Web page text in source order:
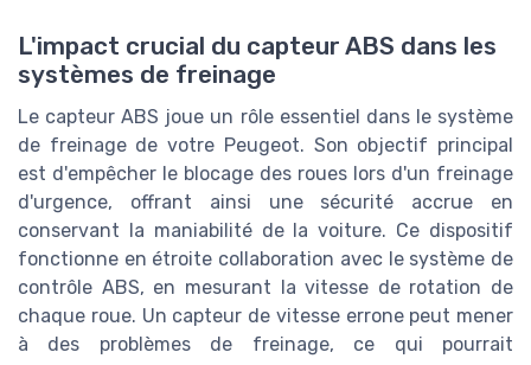
L'impact crucial du capteur ABS dans les
systèmes de freinage
Le capteur ABS joue un rôle essentiel dans le système
de freinage de votre Peugeot. Son objectif principal
est d'empêcher le blocage des roues lors d'un freinage
d'urgence, offrant ainsi une sécurité accrue en
conservant la maniabilité de la voiture. Ce dispositif
fonctionne en étroite collaboration avec le système de
contrôle ABS, en mesurant la vitesse de rotation de
chaque roue. Un capteur de vitesse errone peut mener
à des problèmes de freinage, ce qui pourrait